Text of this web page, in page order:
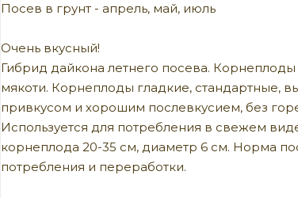
Посев в грунт - апрель, май, июль
Очень вкусный!
Гибрид дайкона летнего посева.
мякоти. Корнеплоды гладкие, стандартные,
привкусом и хорошим послевкусием, без
Используется для потребления в свежем
корнеплода 20-35 см, диаметр 6 см. Норма
потребления и переработки.